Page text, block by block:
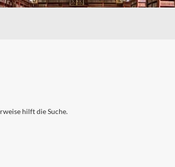
hilft die Suche.